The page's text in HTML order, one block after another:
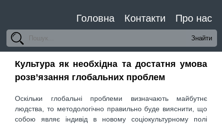
Головна Контакти Про нас
Культура як необхідна та достатня умова
розв’язання глобальних проблем
Оскільки глобальні проблеми визначають майбутнє
людства, то методологічно правильно буде вияснити, що
собою являє індивід в новому соціокультурному полі